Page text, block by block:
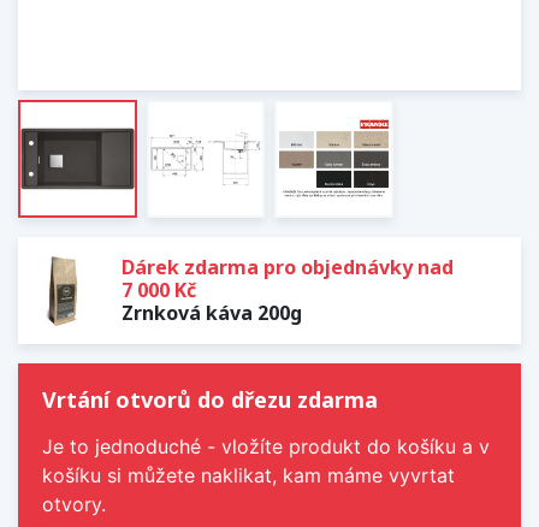
Dárek zdarma pro objednávky nad
7 000 Kč
Zrnková káva 200g
Vrtání otvorů do dřezu zdarma
Je to jednoduché - vložíte produkt do košíku a v
košíku si můžete naklikat, kam máme vyvrtat
otvory.